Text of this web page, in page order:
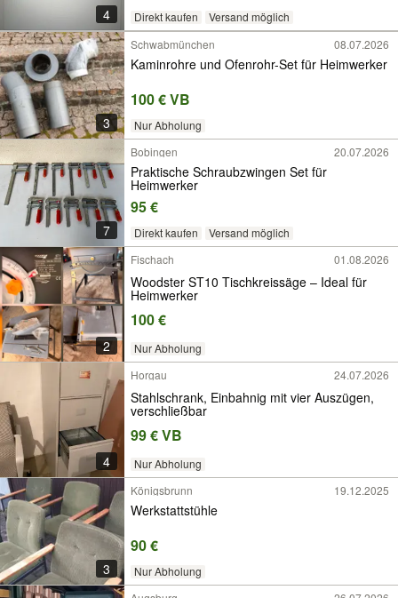
4 Direkt kaufen Versand möglich
3
Schwabmünchen 08.07.2026
Kaminrohre und Ofenrohr-Set für Heimwerker
100 € VB
Nur Abholung
7
Bobingen 20.07.2026
Praktische Schraubzwingen Set für
Heimwerker
95 €
Direkt kaufen Versand möglich
2
Fischach 01.08.2026
Woodster ST10 Tischkreissäge – Ideal für
Heimwerker
100 €
Nur Abholung
4
Horgau 24.07.2026
Stahlschrank, Einbahnig mit vier Auszügen,
verschließbar
99 € VB
Nur Abholung
3
Königsbrunn 19.12.2025
Werkstattstühle
90 €
Nur Abholung